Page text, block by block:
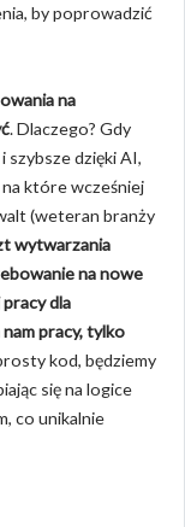
by poprowadzić
na
. Dlaczego? Gdy
dzięki AI,
które wcześniej
(weteran branży
wytwarzania
na nowe
dla
pracy, tylko
kod, będziemy
się na logice
co unikalnie